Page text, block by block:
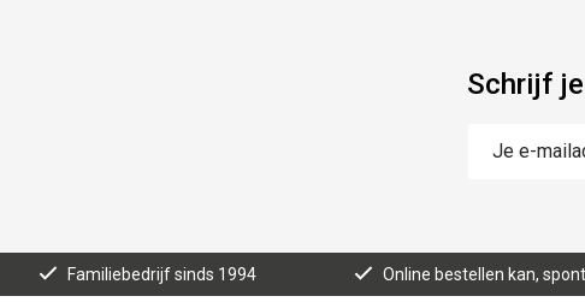
Schrijf
Familiebedrijf sinds 1994 Online bestellen kan,